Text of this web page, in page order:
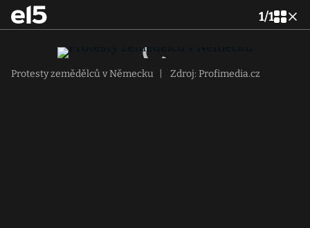
1/1
Protesty zemědělců v Německu Zdroj: Profimedia.cz